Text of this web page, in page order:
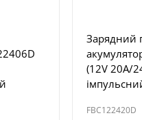
Зарядний
(12V 20A/
FBC122420D